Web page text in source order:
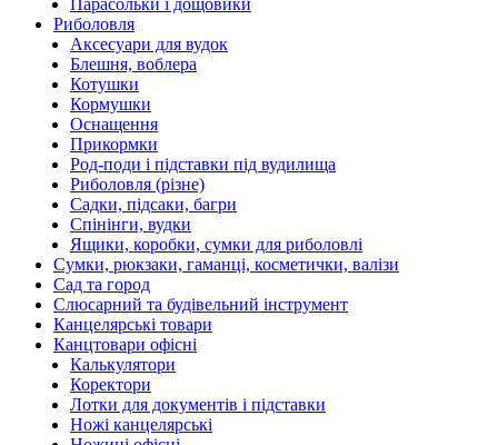
Парасольки і дощовики
Риболовля
Аксесуари для вудок
Блешня, воблера
Котушки
Кормушки
Оснащення
Прикормки
Род-поди і підставки під вудилища
Риболовля (різне)
Садки, підсаки, багри
Спінінги, вудки
Ящики, коробки, сумки для риболовлі
Сумки, рюкзаки, гаманці, косметички, валізи
Сад та город
Слюсарний та будівельний інструмент
Канцелярські товари
Канцтовари офісні
Калькулятори
Коректори
Лотки для документів і підставки
Ножі канцелярські